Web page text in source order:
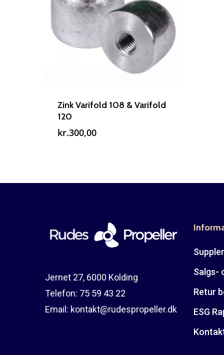
Zink Varifold 108 & Varifold
120
kr.300,00
Jernet 27, 6000 Kolding
Telefon: 75 59 43 22
Email: kontakt@rudespropeller.dk
Salgs-
Retur
ESG